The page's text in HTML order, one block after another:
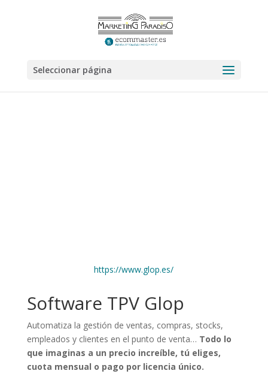
Seleccionar página
https://www.glop.es/
Software TPV Glop
Automatiza la gestión de ventas, compras, stocks,
empleados y clientes en el punto de venta… Todo lo
que imaginas a un precio increíble, tú eliges,
cuota mensual o pago por licencia único.